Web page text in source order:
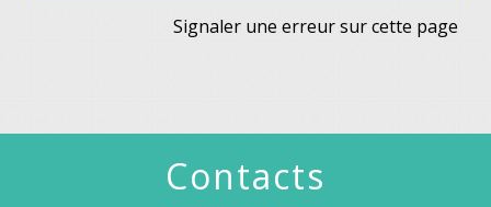
Signaler une erreur sur cette page
Contacts